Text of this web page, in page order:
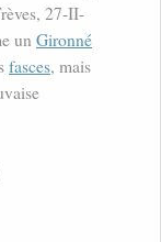
27-II-
un Gironné
fasces, mais